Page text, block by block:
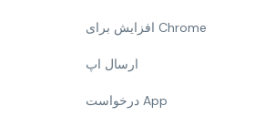
افزایش برای Chrome
ارسال اپ
درخواست App